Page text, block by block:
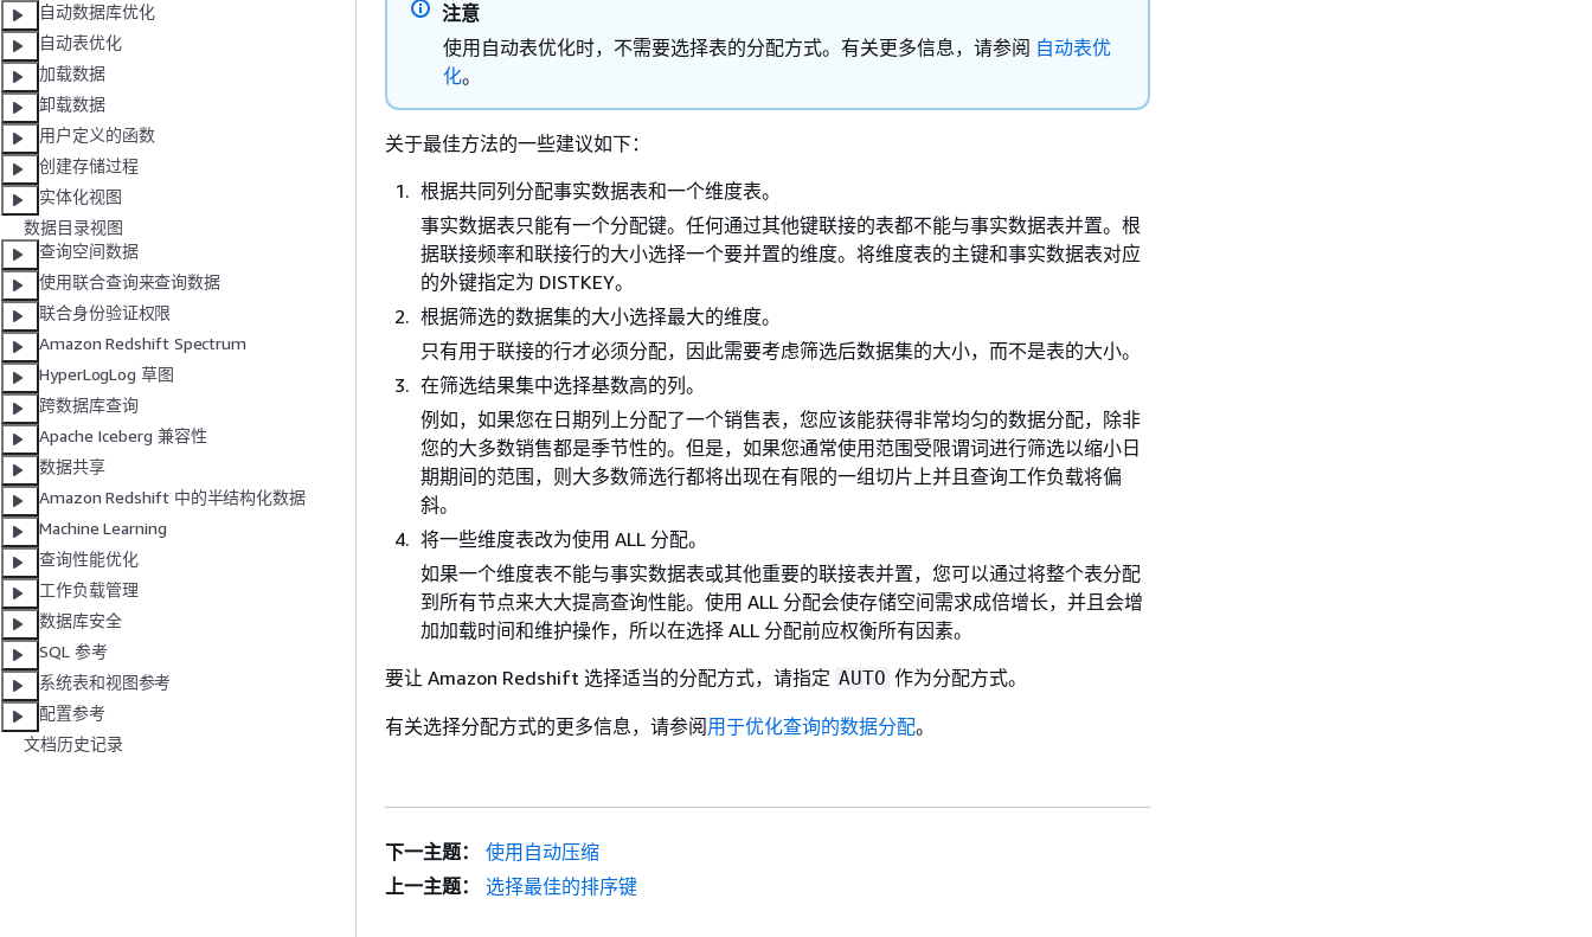
自动数据库优化
自动表优化
加载数据
卸载数据
用户定义的函数
创建存储过程
实体化视图
数据目录视图
查询空间数据
使用联合查询来查询数据
联合身份验证权限
Amazon Redshift Spectrum
HyperLogLog 草图
跨数据库查询
Apache Iceberg 兼容性
数据共享
Amazon Redshift 中的半结构化数据
Machine Learning
查询性能优化
工作负载管理
数据库安全
SQL 参考
系统表和视图参考
配置参考
文档历史记录
注意
使用自动表优化时，不需要选择表的分配方式。有关更多信息，请参阅 自动表优
化。
关于最佳方法的一些建议如下：
根据共同列分配事实数据表和一个维度表。
事实数据表只能有一个分配键。任何通过其他键联接的表都不能与事实数据表并置。根
据联接频率和联接行的大小选择一个要并置的维度。将维度表的主键和事实数据表对应
的外键指定为 DISTKEY。
根据筛选的数据集的大小选择最大的维度。
只有用于联接的行才必须分配，因此需要考虑筛选后数据集的大小，而不是表的大小。
在筛选结果集中选择基数高的列。
例如，如果您在日期列上分配了一个销售表，您应该能获得非常均匀的数据分配，除非
您的大多数销售都是季节性的。但是，如果您通常使用范围受限谓词进行筛选以缩小日
期期间的范围，则大多数筛选行都将出现在有限的一组切片上并且查询工作负载将偏
斜。
将一些维度表改为使用 ALL 分配。
如果一个维度表不能与事实数据表或其他重要的联接表并置，您可以通过将整个表分配
到所有节点来大大提高查询性能。使用 ALL 分配会使存储空间需求成倍增长，并且会增
加加载时间和维护操作，所以在选择 ALL 分配前应权衡所有因素。
要让 Amazon Redshift 选择适当的分配方式，请指定 AUTO 作为分配方式。
有关选择分配方式的更多信息，请参阅用于优化查询的数据分配。
下一主题：
使用自动压缩
上一主题：
选择最佳的排序键